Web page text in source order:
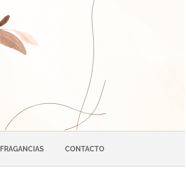
FRAGANCIAS CONTACTO